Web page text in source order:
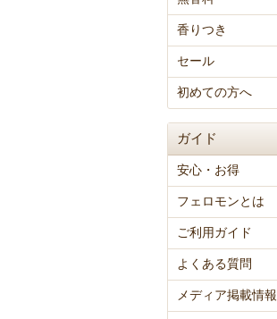
香りつき
セール
初めての方へ
ガイド
安心・お得
フェロモンとは
ご利用ガイド
よくある質問
メディア掲載情報